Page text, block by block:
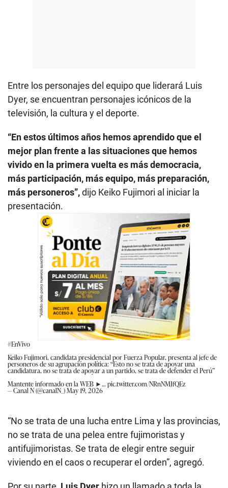
Entre los personajes del equipo que liderará Luis
Dyer, se encuentran personajes icónicos de la
televisión, la cultura y el deporte.
“En estos últimos años hemos aprendido que el
mejor plan frente a las situaciones que hemos
vivido en la primera vuelta es más democracia,
más participación, más equipo, más preparación,
más personeros”,dijo Keiko Fujimori al iniciar la
presentación.
#EnVivo
Keiko Fujimori, candidata presidencial por Fuerza Popular, presenta al jefe de
personeros de su agrupación política: “Esto no se trata de apoyar una
candidatura, no se trata de apoyar a un partido, se trata de defender el Perú”
Mantente informado en la WEB ►… pic.twitter.com/NRnNMJfQEz
— Canal N (@canalN_)May 19, 2026
“No se trata de una lucha entre Lima y las provincias,
no se trata de una pelea entre fujimoristas y
antifujimoristas. Se trata de elegir entre seguir
viviendo en el caos o recuperar el orden”, agregó.